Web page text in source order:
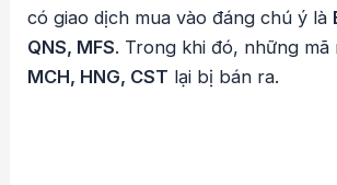
có giao dịch mua vào đáng chú ý là
QNS, MFS. Trong khi đó, những mã
MCH, HNG, CST lại bị bán ra.